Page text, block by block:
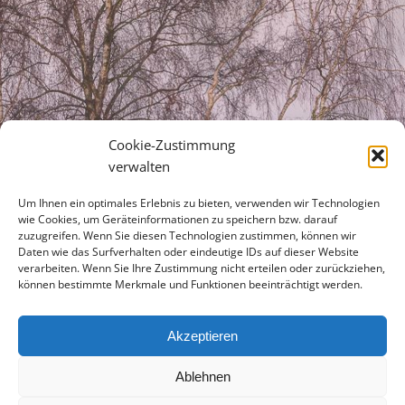
Cookie-Zustimmung
verwalten
Um Ihnen ein optimales Erlebnis zu bieten, verwenden wir Technologien
wie Cookies, um Geräteinformationen zu speichern bzw. darauf
zuzugreifen. Wenn Sie diesen Technologien zustimmen, können wir
Daten wie das Surfverhalten oder eindeutige IDs auf dieser Website
verarbeiten. Wenn Sie Ihre Zustimmung nicht erteilen oder zurückziehen,
können bestimmte Merkmale und Funktionen beeinträchtigt werden.
Akzeptieren
Ablehnen